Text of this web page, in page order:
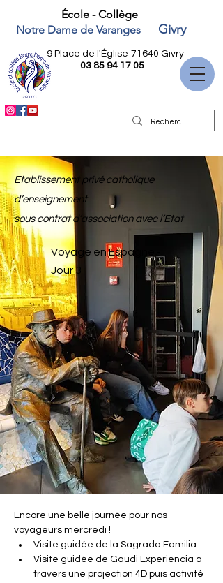
École - Collège
Notre Dame de Varanges
Givry
9 Place de l'Église 71640 Givry
03 85 94 17 05
Etablissement privé catholique
d’enseignement
sous contrat d’association avec l’Etat
Voyage en Espagne -
Jour 3
Encore une belle journée pour nos
voyageurs mercredi !
Visite guidée de la Sagrada Familia
Visite guidée de Gaudi Experiencia à
travers une projection 4D puis activité